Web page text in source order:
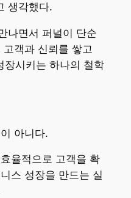
생각했다.
나면서 퍼널이 단순
객과 신뢰를 쌓고
장시키는 하나의 철학
아니다.
율적으로 고객을 확
스 성장을 만드는 실